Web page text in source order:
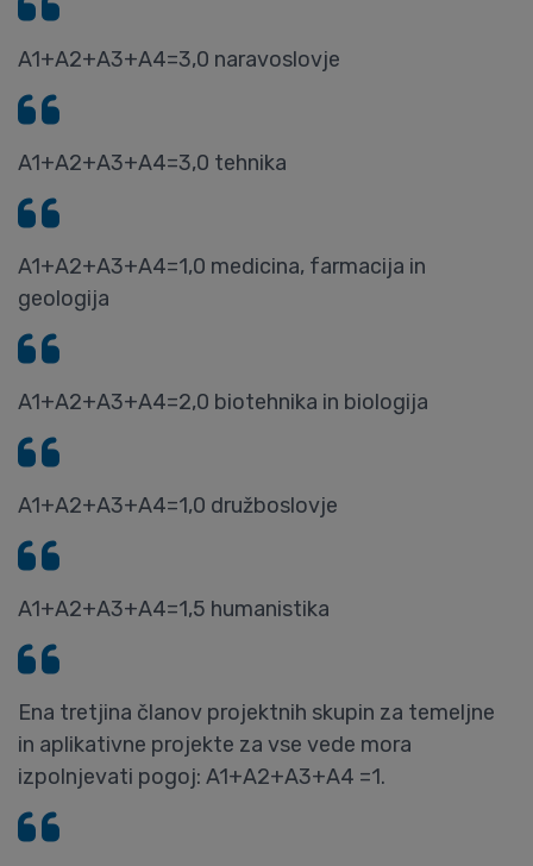
A1+A2+A3+A4=3,0 naravoslovje
A1+A2+A3+A4=3,0 tehnika
A1+A2+A3+A4=1,0 medicina, farmacija in
geologija
A1+A2+A3+A4=2,0 biotehnika in biologija
A1+A2+A3+A4=1,0 družboslovje
A1+A2+A3+A4=1,5 humanistika
Ena tretjina članov projektnih skupin za temeljne
in aplikativne projekte za vse vede mora
izpolnjevati pogoj: A1+A2+A3+A4 =1.